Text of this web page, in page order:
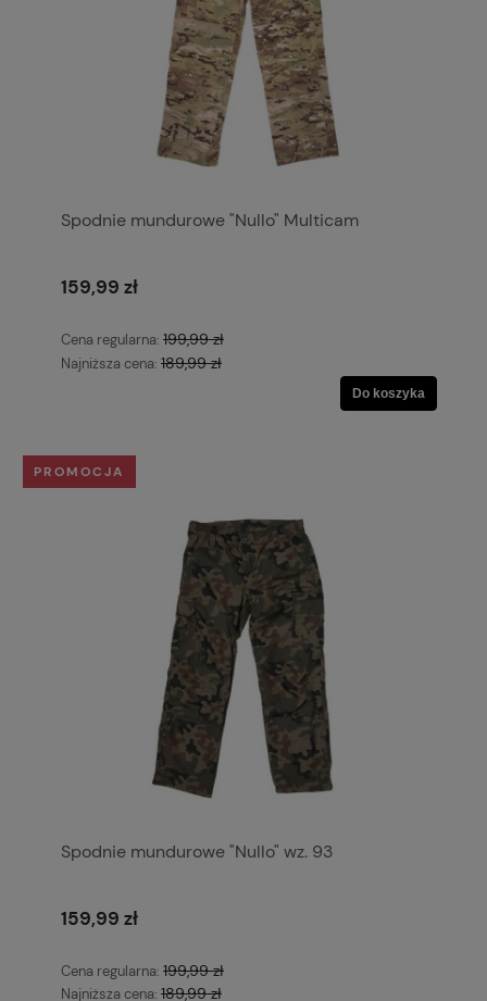
Spodnie mundurowe "Nullo" Multicam
159,99 zł
Cena regularna: 199,99 zł
Najniższa cena: 189,99 zł
Do koszyka
Spodnie mundurowe "Nullo" wz. 93
159,99 zł
Cena regularna: 199,99 zł
Najniższa cena: 189,99 zł
PROMOCJA